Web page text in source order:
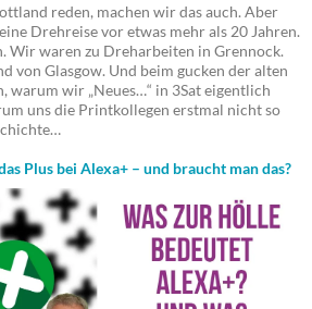
reden, machen wir das auch. Aber
Drehreise vor etwas mehr als 20 Jahren.
Wir waren zu Dreharbeiten in Grennock.
von Glasgow. Und beim gucken der alten
warum wir „Neues…“ in 3Sat eigentlich
uns die Printkollegen erstmal nicht so
Plus bei Alexa+ – und braucht man das?